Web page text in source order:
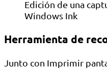
Edición de una
Windows Ink
Herramienta de
Junto con Imprimir